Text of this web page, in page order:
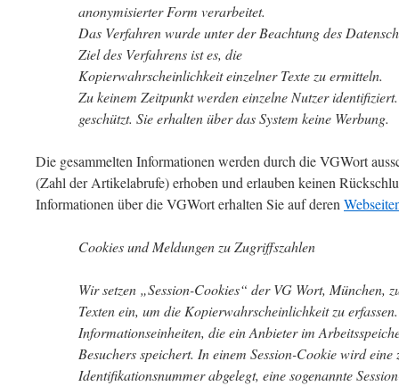
anonymisierter Form verarbeitet.
Das Verfahren wurde unter der Beachtung des
Ziel des Verfahrens ist es, die
Kopierwahrscheinlichkeit einzelner Texte zu ermitteln.
Zu keinem Zeitpunkt werden einzelne Nutzer
geschützt. Sie erhalten über das System keine Werbung.
Die gesammelten Informationen werden durch die VGWort
(Zahl der Artikelabrufe) erhoben und erlauben keinen
Informationen über die VGWort erhalten Sie auf deren
Cookies und Meldungen zu Zugriffszahlen
Wir setzen „Session-Cookies“ der VG Wort, München,
Texten ein, um die Kopierwahrscheinlichkeit zu
Informationseinheiten, die ein Anbieter im
Besuchers speichert. In einem Session-Cookie wird
Identifikationsnummer abgelegt, eine sogenannte